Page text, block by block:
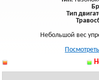
Тип
Небольшой вес